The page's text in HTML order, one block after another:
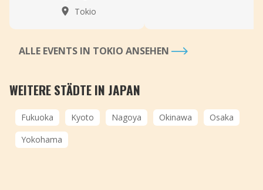
Tokio
ALLE EVENTS IN TOKIO ANSEHEN
WEITERE STÄDTE IN JAPAN
Fukuoka Kyoto Nagoya Okinawa
Osaka
Yokohama